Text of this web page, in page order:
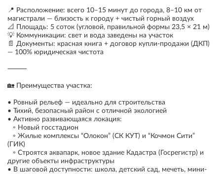
📍 Расположение: всего 10–15 минут до города, 8–10 км от
магистрали — близость к городу + чистый горный воздух
📐 Площадь: 5 соток (угловой, правильной формы 23,5 × 21 м)
💡 Коммуникации: свет и вода заведены на участок
📄 Документы: красная книга + договор купли-продажи (ДКП)
— 100% юридическая чистота
⸻
🏡 Преимущества участка:
• Ровный рельеф — идеально для строительства
• Тихий, безопасный район с отличной экологией
• Активно развивающаяся локация:
◦ Новый госстадион
◦ Жилые комплексы “Олокон” (СК КУТ) и “Кочмон Сити”
(ГИК)
◦ Строятся аквапарк, новое здание Кадастра (Госрегистр) и
другие объекты инфраструктуры
• В шаговой доступности: школа, детский сад, мечеть, мини-